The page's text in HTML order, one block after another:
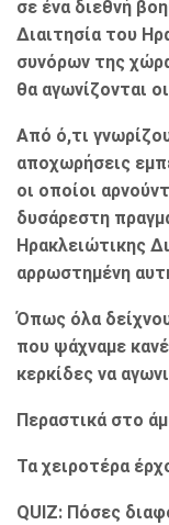
σε ένα διεθνή
Διαιτησία του
συνόρων της
θα αγωνίζονται
Από ό,τι
αποχωρήσεις
οι οποίοι
δυσάρεστη
Ηρακλειώτικης
αρρωστημένη
Όπως όλα
που ψάχναμε
κερκίδες να
Περαστικά στο
Τα χειροτέρα
QUIZ: Πόσες